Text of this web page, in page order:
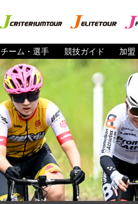
チーム・選手 競技ガイド 加盟